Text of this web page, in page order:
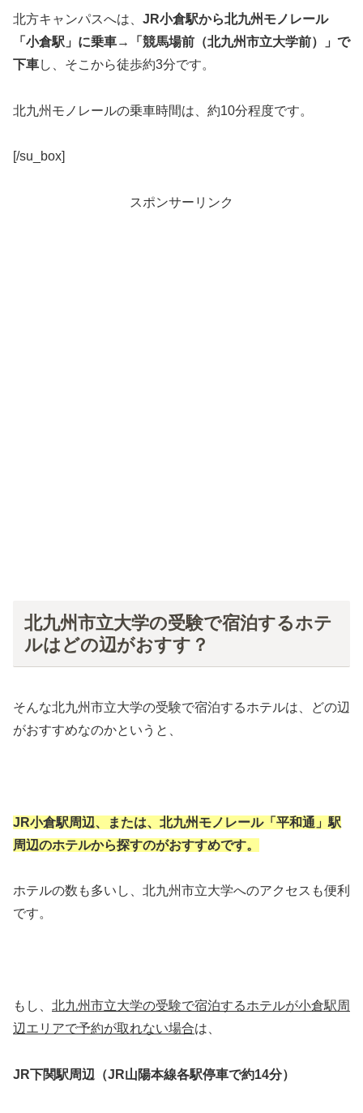
北方キャンパスへは、 JR小倉駅から北九州モノレール
「小倉駅」に乗車→「競馬場前（北九州市立大学前）」で
下車し、そこから徒歩約3分です。
北九州モノレールの乗車時間は、約10分程度です。
[/su_box]
スポンサーリンク
北九州市立大学の受験で宿泊するホテ
ルはどの辺がおすす？
そんな北九州市立大学の受験で宿泊するホテルは、どの辺
がおすすめなのかというと、
JR小倉駅周辺、または、北九州モノレール「平和通」駅
周辺のホテルから探すのがおすすめです。
ホテルの数も多いし、北九州市立大学へのアクセスも便利
です。
もし、 北九州市立大学の受験で宿泊するホテルが小倉駅周
辺エリアで予約が取れない場合は、
JR下関駅周辺（JR山陽本線各駅停車で約14分）